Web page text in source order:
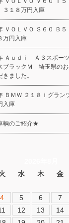
１８万円入庫
ＶＯＬＶＯ Ｓ６０ Ｂ
円入庫
Ａｕｄｉ Ａ３スポー
ラックＭ 埼玉県のお
ました。
ＢＭＷ ２１８ｉグラ
入庫
輌のご紹介★
水 木 金
4 5 6 7
12 13 14